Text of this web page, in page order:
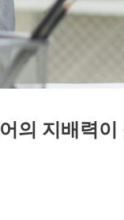
의 지배력이